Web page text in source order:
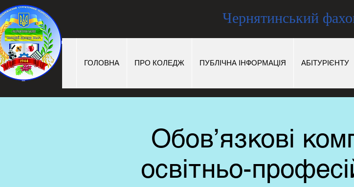
Чернятинський
ГОЛОВНА ПРО КОЛЕДЖ ПУБЛІЧНА ІНФОРМАЦІЯ АБІТУРІЄНТУ
Обов’язкові
освітньо-